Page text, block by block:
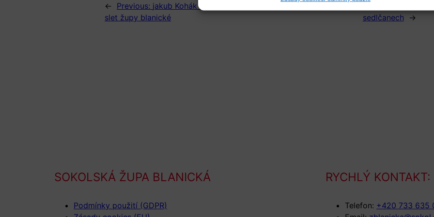
← Previous: jakub Kohák ze sokola poříčí nad sázavou podporuje
slet župy blanické
Gondíci na
sedlčanech
→
SOKOLSKÁ ŽUPA BLANICKÁ
Podmínky použití (GDPR)
RYCHLÝ KONTAKT:
Telefon: +420 733 635